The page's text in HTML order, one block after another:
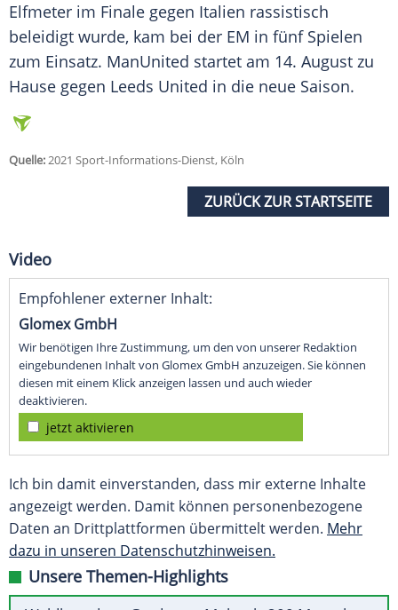
Elfmeter im Finale gegen Italien rassistisch
beleidigt wurde, kam bei der EM in fünf Spielen
zum Einsatz. ManUnited startet am 14. August zu
Hause gegen Leeds United in die neue Saison.
Quelle:2021 Sport-Informations-Dienst, Köln
ZURÜCK ZUR STARTSEITE
Video
Empfohlener externer Inhalt:
Glomex GmbH
Wir benötigen Ihre Zustimmung, um den von unserer Redaktion
eingebundenen Inhalt von Glomex GmbH anzuzeigen. Sie können
diesen mit einem Klick anzeigen lassen und auch wieder
deaktivieren.
jetzt aktivieren
Ich bin damit einverstanden, dass mir externe Inhalte
angezeigt werden. Damit können personenbezogene
Daten an Drittplattformen übermittelt werden. Mehr
dazu in unseren Datenschutzhinweisen.
Unsere Themen-Highlights